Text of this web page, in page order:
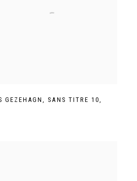
GEZEHAGN, SANS TITRE 10,